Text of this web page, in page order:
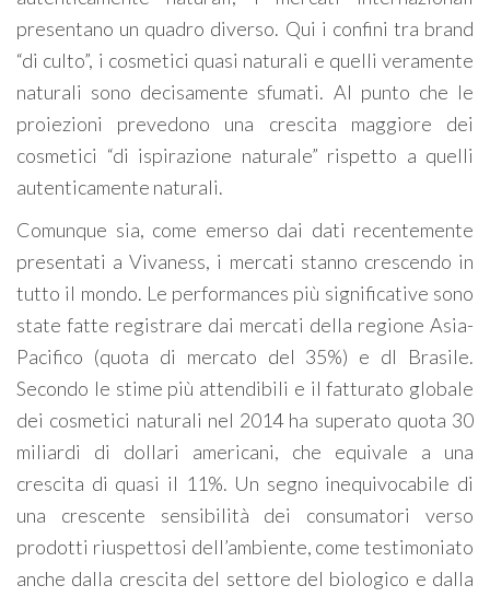
presentano un quadro diverso. Qui i confini tra brand
“di culto”, i cosmetici quasi naturali e quelli veramente
naturali sono decisamente sfumati. Al punto che le
proiezioni prevedono una crescita maggiore dei
cosmetici “di ispirazione naturale” rispetto a quelli
autenticamente naturali.
Comunque sia, come emerso dai dati recentemente
presentati a Vivaness, i mercati stanno crescendo in
tutto il mondo. Le performances più significative sono
state fatte registrare dai mercati della regione Asia-
Pacifico (quota di mercato del 35%) e dl Brasile.
Secondo le stime più attendibili e il fatturato globale
dei cosmetici naturali nel 2014 ha superato quota 30
miliardi di dollari americani, che equivale a una
crescita di quasi il 11%. Un segno inequivocabile di
una crescente sensibilità dei consumatori verso
prodotti riuspettosi dell’ambiente, come testimoniato
anche dalla crescita del settore del biologico e dalla